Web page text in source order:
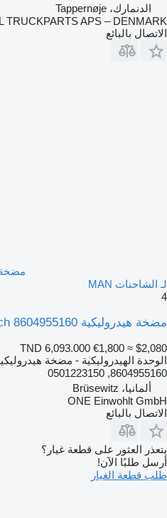
الدنمارك، Tappernøje
TRUCKPARTS APS – DENMARK
الاتصال بالبائع
لـ الشاحنات MAN
4
مضخة هيدروليكية Bosch 8604955160 لـ الشاحنات MAN
TND 6,093.000 €1,800 ≈ $2,080
الوحدة الهيدروليكية - مضخة
8604955160, 0501223150
ألمانيا، Brüsewitz
ONE Einwohlt GmbH
الاتصال بالبائع
يتعذر العثور على قطعة غيار؟
أرسل طلبًا الآن!
طلب قطعة الغيار